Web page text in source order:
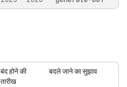
बंद होने की
तारीख
बदले जाने का सुझाव